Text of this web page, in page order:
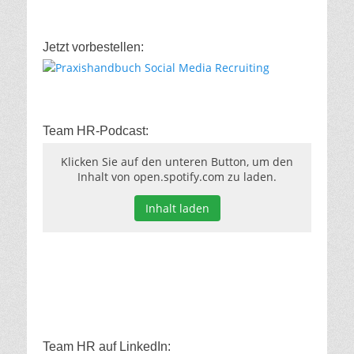
Jetzt vorbestellen:
Team HR-Podcast:
Klicken Sie auf den unteren Button, um den
Inhalt von open.spotify.com zu laden.
Inhalt laden
Team HR auf LinkedIn: